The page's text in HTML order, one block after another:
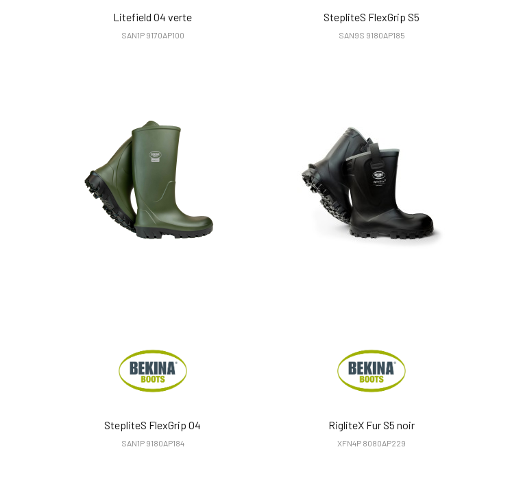
Litefield O4 verte
SAN1P 9170AP100
StepliteS FlexGrip S5
SAN9S 9180AP185
StepliteS FlexGrip O4
SAN1P 9180AP184
RigliteX Fur S5 noir
XFN4P 8080AP229